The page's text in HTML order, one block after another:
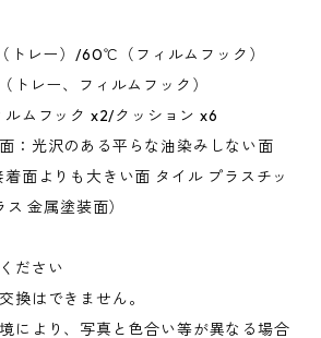
トレー）/60℃（フィルムフック）
レー、フィルムフック）
ルムフック x2/クッション x6
：光沢のある平らな油染みしない面
面よりも大きい面 タイル プラスチッ
金属塗装面）
ださい
換はできません。
により、写真と色合い等が異なる場合